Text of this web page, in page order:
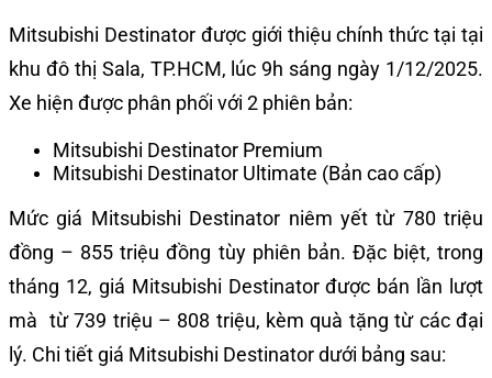
Mitsubishi Destinator được giới thiệu chính thức tại tại
khu đô thị Sala, TP.HCM, lúc 9h sáng ngày 1/12/2025.
Xe hiện được phân phối với 2 phiên bản:
Mitsubishi Destinator Premium
Mitsubishi Destinator Ultimate (Bản cao cấp)
Mức giá Mitsubishi Destinator niêm yết từ 780 triệu
đồng – 855 triệu đồng tùy phiên bản. Đặc biệt, trong
tháng 12, giá Mitsubishi Destinator được bán lần lượt
mà từ 739 triệu – 808 triệu, kèm quà tặng từ các đại
lý. Chi tiết giá Mitsubishi Destinator dưới bảng sau: